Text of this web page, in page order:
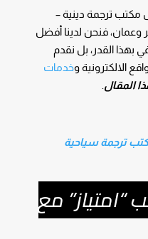
مكتب ترجمة دينية –
وعمان، فنحن لدينا أفضل
بهذا القدر، بل نقدم
الالكترونية وخدمات
المقال
ترجمة سياحية
مع